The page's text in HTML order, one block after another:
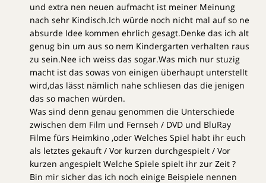
und extra nen neuen aufmacht ist meiner Meinung
nach sehr Kindisch.Ich würde noch nicht mal auf so ne
absurde Idee kommen ehrlich gesagt.Denke das ich alt
genug bin um aus so nem Kindergarten verhalten raus
zu sein.Nee ich weiss das sogar.Was mich nur stuzig
macht ist das sowas von einigen überhaupt unterstellt
wird,das lässt nämlich nahe schliesen das die jenigen
das so machen würden.
Was sind denn genau genommen die Unterschiede
zwischen dem Film und Fernseh / DVD und BluRay
Filme fürs Heimkino ,oder Welches Spiel habt ihr euch
als letztes gekauft / Vor kurzen durchgespielt / Vor
kurzen angespielt Welche Spiele spielt ihr zur Zeit ?
Bin mir sicher das ich noch einige Beispiele nennen